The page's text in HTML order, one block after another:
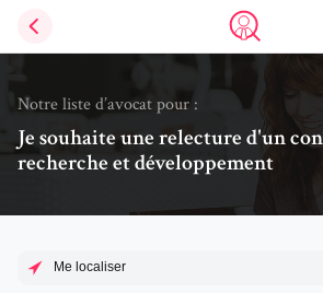
Trouve un
Notre liste d’avocat pour :
Je souhaite une relecture d'un
recherche et développement
Me localiser